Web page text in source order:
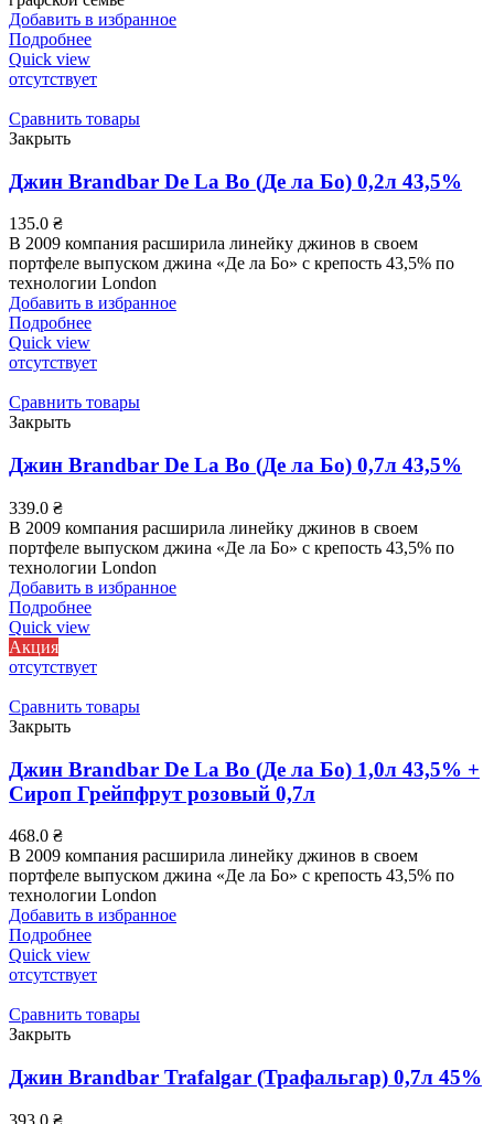
Добавить в избранное
Подробнее
Quick view
отсутствует
Сравнить товары
Закрыть
Джин Brandbar De La Bo (Де ла Бо) 0,2л 43,5%
135.0 ₴
В 2009 компания расширила линейку джинов в своем
портфеле выпуском джина «Де ла Бо» с крепость 43,5% по
технологии London
Добавить в избранное
Подробнее
Quick view
отсутствует
Сравнить товары
Закрыть
Джин Brandbar De La Bo (Де ла Бо) 0,7л 43,5%
339.0 ₴
В 2009 компания расширила линейку джинов в своем
портфеле выпуском джина «Де ла Бо» с крепость 43,5% по
технологии London
Добавить в избранное
Подробнее
Quick view
Акция
отсутствует
Сравнить товары
Закрыть
Джин Brandbar De La Bo (Де ла Бо) 1,0л 43,5% +
Сироп Грейпфрут розовый 0,7л
468.0 ₴
В 2009 компания расширила линейку джинов в своем
портфеле выпуском джина «Де ла Бо» с крепость 43,5% по
технологии London
Добавить в избранное
Подробнее
Quick view
отсутствует
Сравнить товары
Закрыть
Джин Brandbar Trafalgar (Трафальгар) 0,7л 45%
393.0 ₴